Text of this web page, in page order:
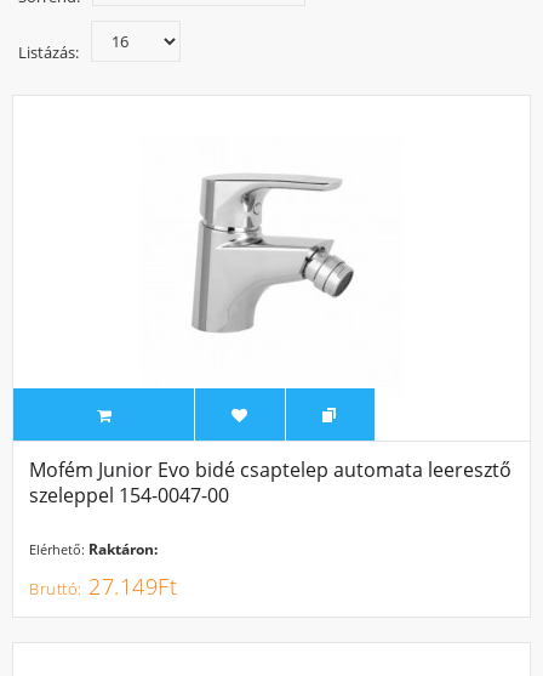
változatban is rendelkezésre állnak. Álló és fali kivitel között
kívül még réz és színes változatban is rendelhetőek
szempontból, másrészt pedig komfortérzet növelése miatt
is érdemes perlátorral felszerelni bidé csaptelepeinket.
Listázás:
Mofém Junior Evo bidé csaptelep automata leeresztő
szeleppel 154-0047-00
Elérhető: Raktáron:
27.149Ft